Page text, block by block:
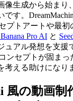
像生成から始まり
す。
プトアートや最初
Pro AI と
ュアル発想を支援
ンセプトが固まっ
考える助けになり
風の動画制